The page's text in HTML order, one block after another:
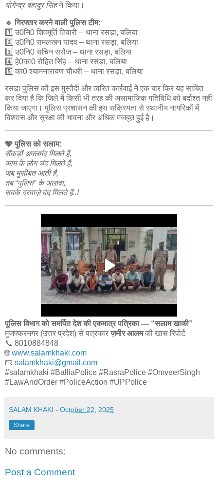
योगेन्द्र बहादुर सिंहने किया।
🔹 गिरफ्तार करने वाली पुलिस टीम:
1️⃣ उ0नि0 शिवमूर्ति तिवारी – थाना रसड़ा, बलिया
2️⃣ उ0नि0 रामलखन यादव – थाना रसड़ा, बलिया
3️⃣ उ0नि0 सचिन सरोज – थाना रसड़ा, बलिया
4️⃣ हे0का0 रोहित सिंह – थाना रसड़ा, बलिया
5️⃣ का0 श्यामनारायण चौधरी – थाना रसड़ा, बलिया
रसड़ा पुलिस की इस मुस्तैदी और त्वरित कार्रवाई ने एक बार फिर यह साबित
कर दिया है कि जिले में किसी भी तरह की असामाजिक गतिविधि को बर्दाश्त नहीं
किया जाएगा। पुलिस प्रशासन की इस सक्रियता से स्थानीय नागरिकों में
विश्वास और सुरक्षा की भावना और अधिक मजबूत हुई है।
🩵 पुलिस को सलाम:
सैंकड़ों अक्लमंद मिलते हैं,
काम के लोग चंद मिलते हैं,
जब मुसीबत आती है,
तब “पुलिस” के अलावा,
सबके दरवाज़े बंद मिलते हैं..!
पुलिस विभाग को समर्पित देश की एकमात्र पत्रिका — “सलाम खाकी”
मुजफ्फरनगर (उत्तर प्रदेश) से पत्रकारज़मीर आलमकी खास रिपोर्ट
📞 8010884848
🌐www.salamkhaki.com
📧 salamkhaki@gmail.com
#salamkhaki #BalliaPolice #RasraPolice #OmveerSingh
#LawAndOrder #PoliceAction #UPPolice
SALAM KHAKI - October 22, 2025
Share
No comments:
Post a Comment